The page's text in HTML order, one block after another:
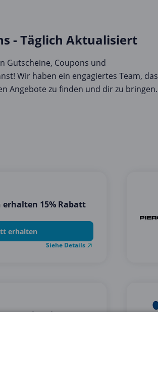
- Täglich Aktualisiert
Gutscheine, Coupons und
Wir haben ein engagiertes Team, das
Angebote zu finden und dir zu bringen.
erhalten 15% Rabatt
erhalten
Siehe Details
Douglas ab 10 EUR